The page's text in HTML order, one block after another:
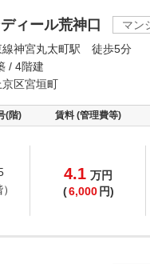
ィール荒神口
マン
線神宮丸太町駅 徒歩5分
/ 4階建
区宮垣町
(階) 賃料 (管理費等)
4.1 万円
(6,000 円)